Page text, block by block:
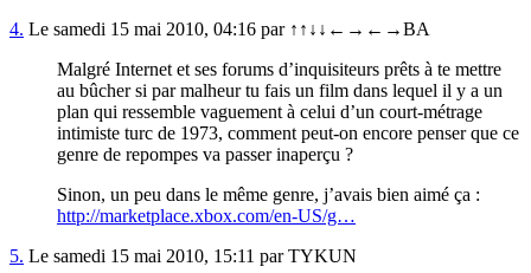
4. Le samedi 15 mai 2010, 04:16 par ↑↑↓↓←→←→BA
Malgré Internet et ses forums d’inquisiteurs prêts à te mettre
au bûcher si par malheur tu fais un film dans lequel il y a un
plan qui ressemble vaguement à celui d’un court-métrage
intimiste turc de 1973, comment peut-on encore penser que ce
genre de repompes va passer inaperçu ?
Sinon, un peu dans le même genre, j’avais bien aimé ça :
http://marketplace.xbox.com/en-US/g…
5. Le samedi 15 mai 2010, 15:11 par TYKUN